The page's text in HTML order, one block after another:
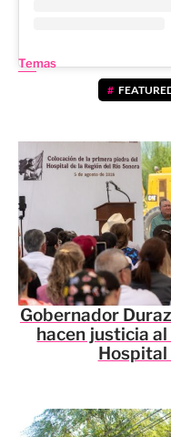
Temas
Gobernador
hacen justicia
Hospital